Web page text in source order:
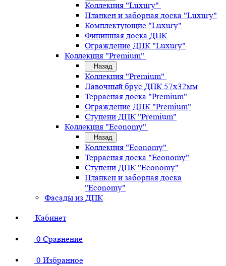
Коллекция "Luxury"
Планкен и заборная доска "Luxury"
Комплектующие "Luxury"
Финишная доска ДПК
Ограждение ДПК "Luxury"
Коллекция "Premium"
Назад
Коллекция "Premium"
Лавочный брус ДПК 57х32мм
Террасная доска "Premium"
Ограждение ДПК "Premium"
Ступени ДПК "Premium"
Коллекция "Economy"
Назад
Коллекция "Economy"
Террасная доска "Economy"
Ступени ДПК "Economy"
Планкен и заборная доска
"Economy"
Фасады из ДПК
Кабинет
0 Сравнение
0 Избранное